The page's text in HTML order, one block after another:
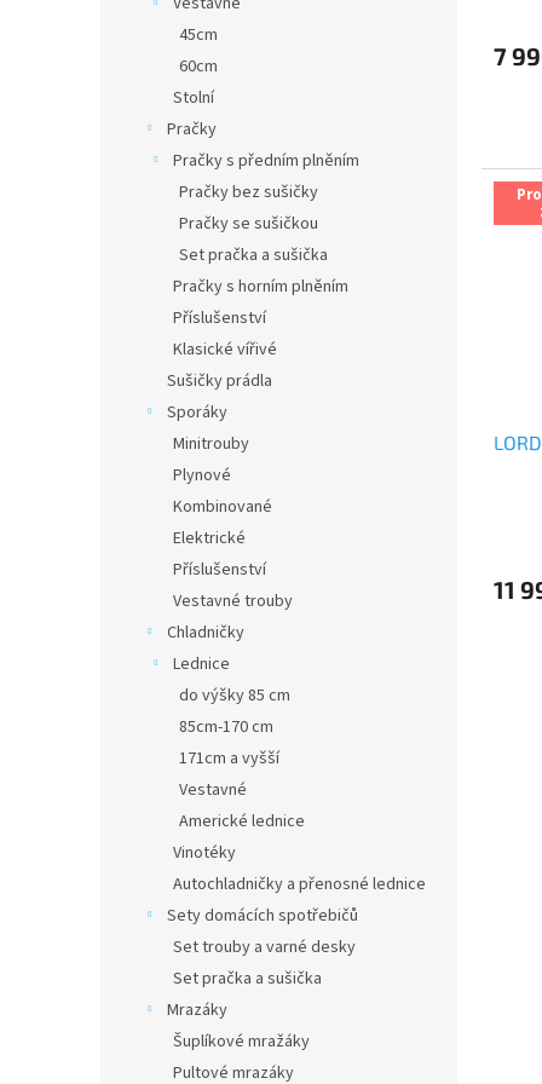
45cm
60cm
Stolní
Pračky
Pračky s předním plněním
Pračky bez sušičky
Pračky se sušičkou
Set pračka a sušička
Pračky s horním plněním
Příslušenství
Klasické vířivé
Sušičky prádla
Sporáky
Minitrouby
Plynové
Kombinované
Elektrické
Příslušenství
Vestavné trouby
Chladničky
Lednice
do výšky 85 cm
85cm-170 cm
171cm a vyšší
Vestavné
Americké lednice
Vinotéky
Autochladničky a přenosné lednice
Sety domácích spotřebičů
Set trouby a varné desky
Set pračka a sušička
Mrazáky
Šuplíkové mražáky
Pultové mrazáky
je
7
11